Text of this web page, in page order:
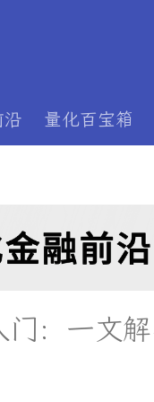
沿 量化百宝箱
：一文